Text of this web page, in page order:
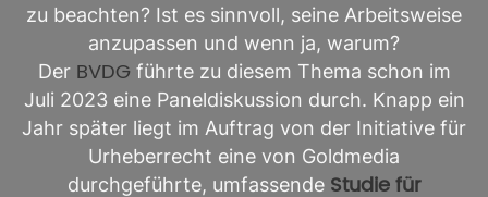
zu beachten? Ist es sinnvoll, seine Arbeitsweise
anzupassen und wenn ja, warum?
Der BVDG führte zu diesem Thema schon im
Juli 2023 eine Paneldiskussion durch. Knapp ein
Jahr später liegt im Auftrag von der Initiative für
Urheberrecht eine von Goldmedia
durchgeführte, umfassende Studie für